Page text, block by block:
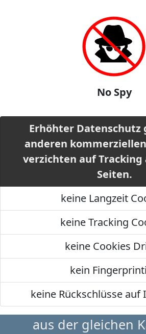
No Spy
Erhöhter Datenschutz
anderen
verzichten auf Tracking
Seiten.
keine Langzeit
keine Tracking
keine Cookies
kein
keine Rückschlüsse auf
aus der gleichen